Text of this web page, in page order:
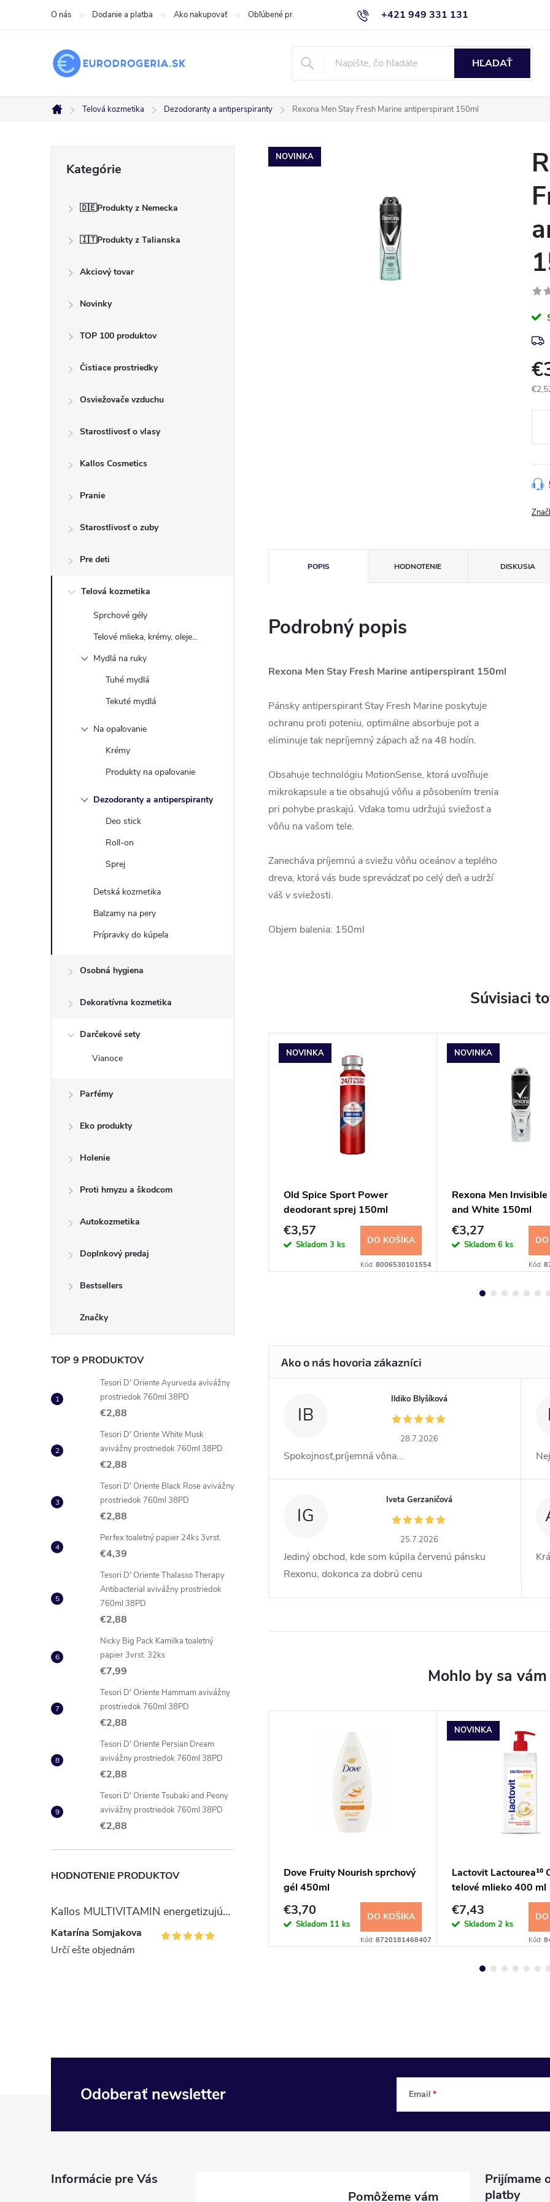
+421 949 331 131
O nás Dodanie a platba Ako nakupovať Obľúbené produkty Obchodné podmienky
HĽADAŤ
Domov
Telová kozmetika Dezodoranty a antiperspiranty Rexona Men Stay Fresh Marine antiperspirant 150ml
kategórie
Kategórie
🇩🇪Produkty z Nemecka
🇮🇹Produkty z Talianska
Akciový tovar
Novinky
TOP 100 produktov
Čistiace prostriedky
Osviežovače vzduchu
Starostlivosť o vlasy
Kallos Cosmetics
Pranie
Starostlivosť o zuby
Pre deti
Telová kozmetika
Sprchové gély
Telové mlieka, krémy, oleje...
Mydlá na ruky
Tuhé mydlá
Tekuté mydlá
Na opaľovanie
Krémy
Produkty na opaľovanie
Dezodoranty a antiperspiranty
Deo stick
Roll-on
Sprej
Detská kozmetika
Balzamy na pery
Prípravky do kúpeľa
Osobná hygiena
Dekoratívna kozmetika
Darčekové sety
Vianoce
Parfémy
Eko produkty
Holenie
Proti hmyzu a škodcom
Autokozmetika
Doplnkový predaj
Bestsellers
Značky
TOP 9 PRODUKTOV
Tesori D' Oriente Ayurveda avivážny
prostriedok 760ml 38PD
€2,88
Tesori D' Oriente White Musk
avivážny prostriedok 760ml 38PD
€2,88
Tesori D' Oriente Black Rose avivážny
prostriedok 760ml 38PD
€2,88
Perfex toaletný papier 24ks 3vrst.
€4,39
Tesori D' Oriente Thalasso Therapy
Antibacterial avivážny prostriedok
760ml 38PD
€2,88
Nicky Big Pack Kamilka toaletný
papier 3vrst. 32ks
€7,99
Tesori D' Oriente Hammam avivážny
prostriedok 760ml 38PD
€2,88
Tesori D' Oriente Persian Dream
avivážny prostriedok 760ml 38PD
€2,88
Tesori D' Oriente Tsubaki and Peony
avivážny prostriedok 760ml 38PD
€2,88
HODNOTENIE PRODUKTOV
Kallos MULTIVITAMIN energetizujúci šampón na vlasy 1 l
Katarína Somjakova
Určí ešte objednám
NOVINKA
POPIS HODNOTENIE DISKUSIA
Podrobný popis
Rexona Men Stay Fresh Marine antiperspirant 150ml
Pánsky antiperspirant Stay Fresh Marine poskytuje
ochranu proti poteniu, optimálne absorbuje pot a
eliminuje tak nepríjemný zápach až na 48 hodín.
Obsahuje technológiu MotionSense, ktorá uvoľňuje
mikrokapsule a tie obsahujú vôňu a pôsobením trenia
pri pohybe praskajú. Vďaka tomu udržujú sviežosť a
vôňu na vašom tele.
Zanecháva príjemnú a sviežu vôňu oceánov a teplého
dreva, ktorá vás bude sprevádzať po celý deň a udrží
váš v sviežosti.
Objem balenia: 150ml
Súvisiaci
Nivea Original Care deodorant
NOVINKA
Old Spice Sport Power
deodorant sprej 150ml
€3,57
Skladom 3 ks DO KOŠÍKA
Kód: 8006530101554
NOVINKA
Rexona Men
and White 150ml
€3,27
Skladom 6 ks
Kód:
mlieko a
DO KOŠÍKA
Palmolive Honey Milk
€4,45 DO KOŠÍKA
Kód:8718951541085
Dove Fruity Nourish sprchový
gél 450ml
€3,70
Skladom 11 ks
DO KOŠÍKA
Kód: 8720181468407
NOVINKA
Lactovit Lactourea¹⁰
telové mlieko 400 ml
€7,43
Skladom 2 ks
Kód:
IB
Ildiko Blyšíková
28.7.2026
Spokojnosť,príjemná vôna...
IG
Iveta Gerzaničová
25.7.2026
Jediný obchod, kde som kúpila červenú pánsku
Rexonu, dokonca za dobrú cenu
Odoberať newsletter Email
Informácie pre Vás
Prijímame
platby